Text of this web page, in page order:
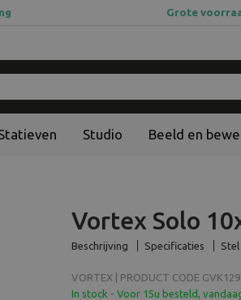
Grote
Studio Beeld en
Vortex Solo
Beschrijving Specificaties
VORTEX | PRODUCT CODE
In stock - Voor 15u besteld,